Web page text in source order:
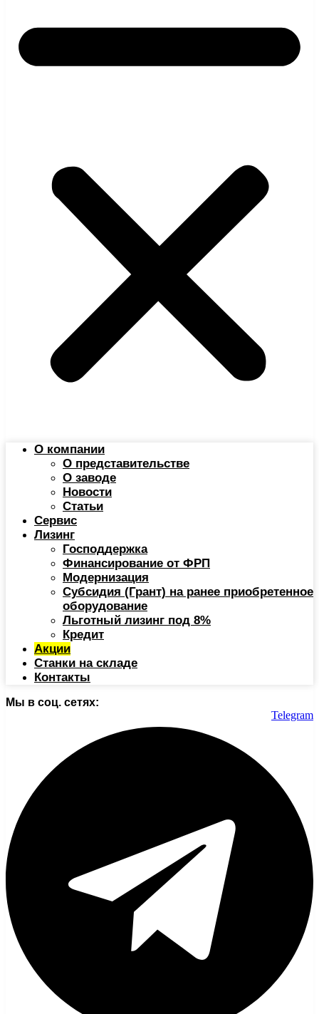
О компании
О представительстве
О заводе
Новости
Статьи
Сервис
Лизинг
Господдержка
Финансирование от ФРП
Модернизация
Субсидия (Грант) на ранее приобретенное
оборудование
Льготный лизинг под 8%
Кредит
Акции
Станки на складе
Контакты
Мы в соц. сетях:
Telegram